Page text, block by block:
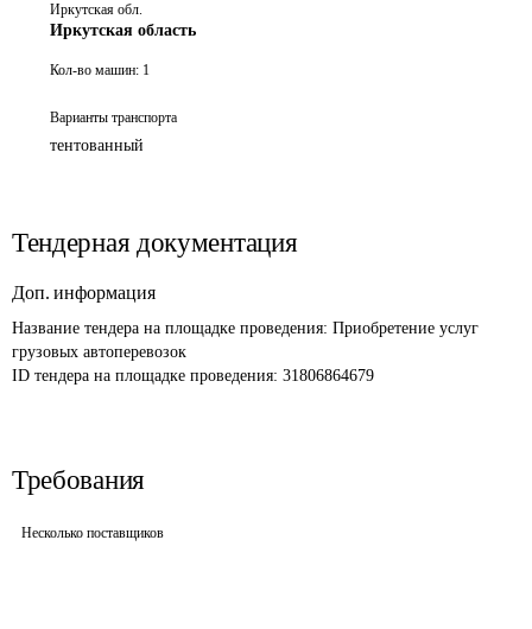
Иркутская обл.
Иркутская область
Кол-во машин: 1
Варианты транспорта
тентованный
Тендерная документация
Доп. информация
Название тендера на площадке проведения: Приобретение услуг
грузовых автоперевозок
ID тендера на площадке проведения: 31806864679
Требования
Несколько поставщиков